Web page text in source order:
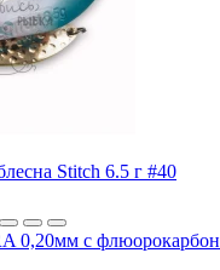
Stitch 6.5 г #40